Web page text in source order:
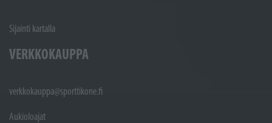
Sijainti kartalla
VERKKOKAUPPA
verkkokauppa@sporttikone.fi
Aukioloajat